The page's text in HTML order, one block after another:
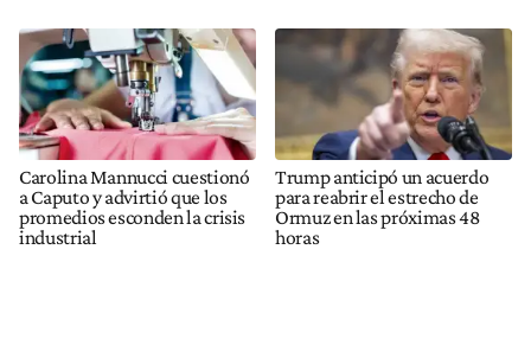
Carolina Mannucci cuestionó
a Caputo y advirtió que los
promedios esconden la crisis
industrial
Trump anticipó un acuerdo
para reabrir el estrecho de
Ormuz en las próximas 48
horas